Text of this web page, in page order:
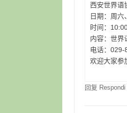
西安世界语
日期：周六
时间：
内容：世界
电话：029-
欢迎大家参
回复 Respondi